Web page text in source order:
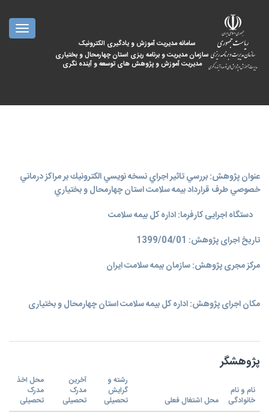
سامانه مدیریت آموزش و یادگیری الکترونیک
سازمان مدیریت و برنامه ریزی استان چهارمحال و بختیاری
مدیریت آموزش و پژوهش های توسعه و آینده نگری
عنوان پژوهش: بررسي تاثير اجراي نسخه نويسي الكترونيك بر مراكز درماني
خصوصي طرف قرارداد بيمه سلامت استان چهارمحال و بختياري
دستگاه اجرایی کارفرما: اداره کل بیمه سلامت
تاریخ اجرای پژوهش: 1399/04/01
مرکز مجری پژوهش: سازمان بیمه سلامت ایران
مکان اجرای پژوهش: اداره کل بیمه سلامت استان چهارمحال و بختیاری
پژوهشگر
نام و نام
خانوادگی
محل اشتغال فعلی
رشته و
گرایش
تحصیلی
آخرین
مدرک
تحصیلی
محل اخذ
مدرک
تحصیلی